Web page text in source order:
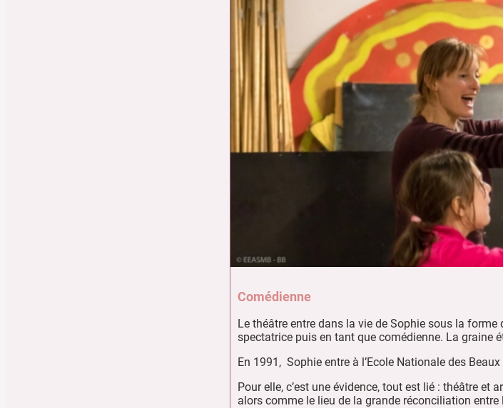
Comédienne
Le théâtre entre dans la vie de Sophie sous la forme
spectatrice puis en tant que comédienne. La graine
En 1991, Sophie entre à l’Ecole Nationale des
Pour elle, c’est une évidence, tout est lié : théâtre et
alors comme le lieu de la grande réconciliation entre